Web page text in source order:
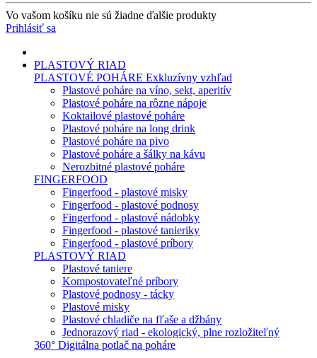
Vo vašom košíku nie sú žiadne ďalšie produkty
Prihlásiť sa
PLASTOVÝ RIAD
PLASTOVÉ POHÁRE Exkluzívny vzhľad
Plastové poháre na víno, sekt, aperitív
Plastové poháre na rôzne nápoje
Koktailové plastové poháre
Plastové poháre na long drink
Plastové poháre na pivo
Plastové poháre a šálky na kávu
Nerozbitné plastové poháre
FINGERFOOD
Fingerfood - plastové misky
Fingerfood - plastové podnosy
Fingerfood - plastové nádobky
Fingerfood - plastové tanieriky
Fingerfood - plastové príbory
PLASTOVÝ RIAD
Plastové taniere
Kompostovateľné príbory
Plastové podnosy - tácky
Plastové misky
Plastové chladiče na fľaše a džbány
Jednorazový riad - ekologický, plne rozložiteľný
360° Digitálna potlač na poháre